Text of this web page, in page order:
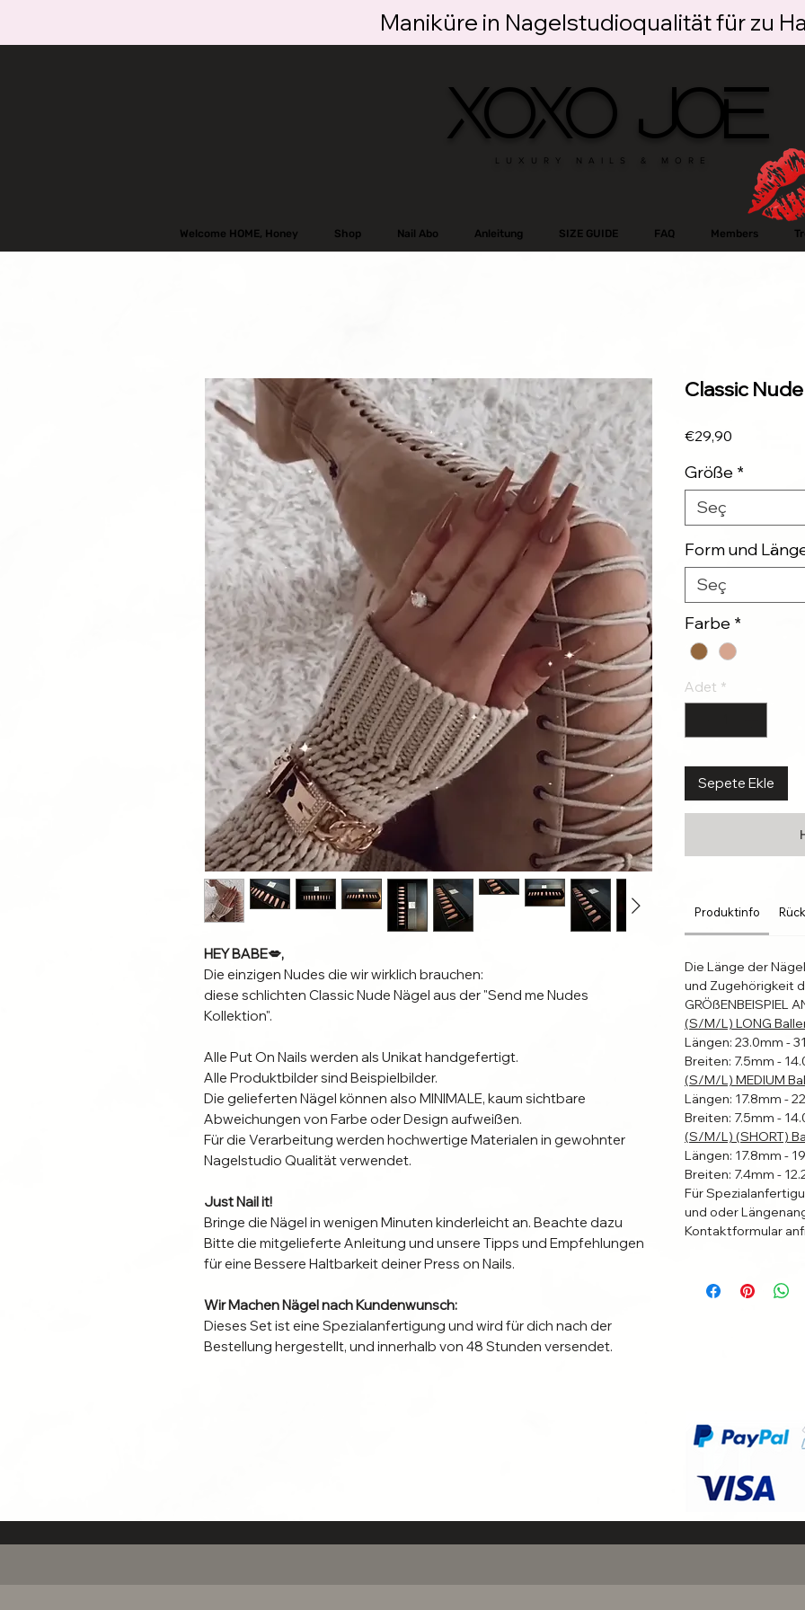
Maniküre in Nagelstudioqualität für zu
XOXO JOE
LUXURY NAILS & MORE
Welcome HOME, Honey Shop Nail Abo Anleitung SIZE GUIDE FAQ Members
HEY BABE💋,
Die einzigen Nudes die wir wirklich brauchen:
diese schlichten Classic Nude Nägel aus der "Send me Nudes
Kollektion".
Alle Put On Nails werden als Unikat handgefertigt.
Alle Produktbilder sind Beispielbilder.
Die gelieferten Nägel können also MINIMALE, kaum sichtbare
Abweichungen von Farbe oder Design aufweißen.
Für die Verarbeitung werden hochwertige Materialen in gewohnter
Nagelstudio Qualität verwendet.
Just Nail it!
Bringe die Nägel in wenigen Minuten kinderleicht an. Beachte dazu
Bitte die mitgelieferte Anleitung und unsere Tipps und Empfehlungen
für eine Bessere Haltbarkeit deiner Press on Nails.
Wir Machen Nägel nach Kundenwunsch:
Dieses Set ist eine Spezialanfertigung und wird für dich nach der
Bestellung hergestellt, und innerhalb von 48 Stunden versendet.
Classic
€29,90
Größe *
Seç
Form und
Seç
Farbe *
Adet *
Sepete Ekle
Produktinfo
Die Länge der
und Zugehörigkeit
GRÖßENBEISPIEL
(S/M/L) LONG
Längen: 23.0mm -
Breiten: 7.5mm -
(S/M/L) MEDIUM
Längen: 17.8mm -
Breiten: 7.5mm -
(S/M/L) (SHORT)
Längen: 17.8mm -
Breiten: 7.4mm -
Für
und oder
Kontaktformular